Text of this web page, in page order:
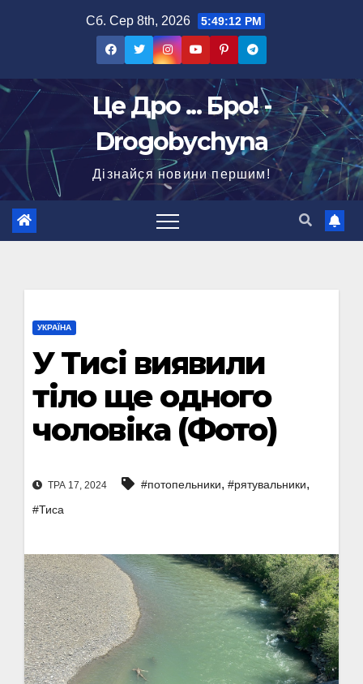
Сб. Сер 8th, 2026 5:49:13 PM
Це Дро ... Бро! -
Drogobychyna
Дізнайся новини першим!
УКРАЇНА
У Тисі виявили
тіло ще одного
чоловіка (Фото)
ТРА 17, 2024 #потопельники, #рятувальники,
#Тиса